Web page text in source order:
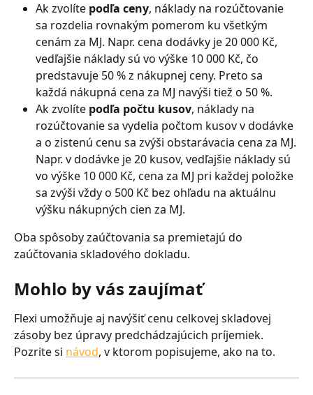
Ak zvolíte podľa ceny, náklady na rozúčtovanie
sa rozdelia rovnakým pomerom ku všetkým
cenám za MJ. Napr. cena dodávky je 20 000 Kč,
vedľajšie náklady sú vo výške 10 000 Kč, čo
predstavuje 50 % z nákupnej ceny. Preto sa
každá nákupná cena za MJ navýši tiež o 50 %.
Ak zvolíte podľa počtu kusov, náklady na
rozúčtovanie sa vydelia počtom kusov v dodávke
a o zistenú cenu sa zvýši obstarávacia cena za MJ.
Napr. v dodávke je 20 kusov, vedľajšie náklady sú
vo výške 10 000 Kč, cena za MJ pri každej položke
sa zvýši vždy o 500 Kč bez ohľadu na aktuálnu
výšku nákupných cien za MJ.
Oba spôsoby zaúčtovania sa premietajú do
zaúčtovania skladového dokladu.
Mohlo by vás zaujímať
Flexi umožňuje aj navýšiť cenu celkovej skladovej
zásoby bez úpravy predchádzajúcich príjemiek.
Pozrite si návod, v ktorom popisujeme, ako na to.